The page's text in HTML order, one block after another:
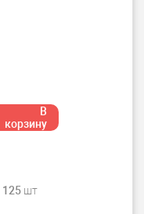
В
корзину
125шт